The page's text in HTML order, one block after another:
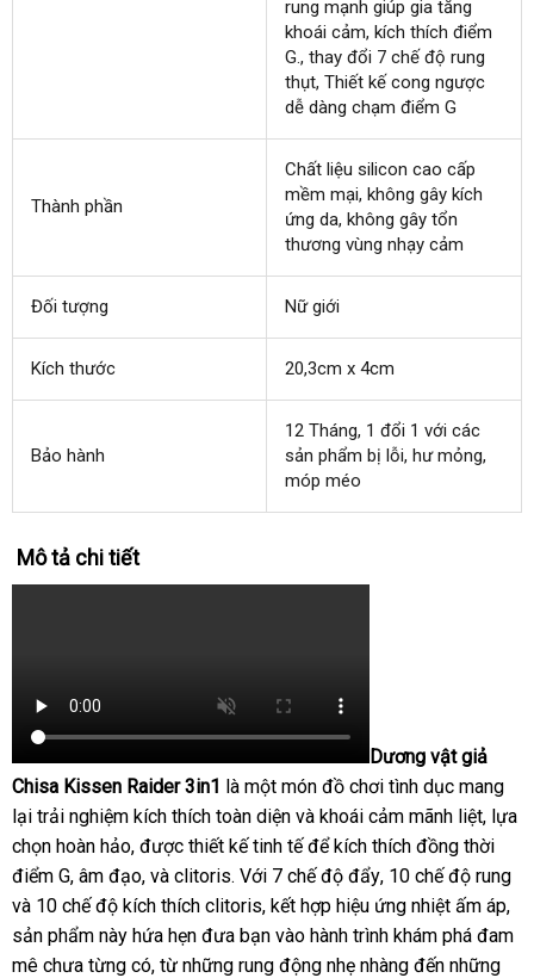
tín
nhất
rung mạnh giúp gia tăng
khoái cảmso
sánh
, kích thích điểm
G.tốt
nhất
, thay đổi 7 chế độ rung
thụtfacebook
, Thiết kế cong ngược
dễ dàng chạm điểm G
Thành phần
Chất liệu silicon cao cấp
mềm mạithảo
luận
, không gây kích
ứng danhận
xét
, không gây tổn
thương vùng nhạy cảm
Đối tượng Nữ giới
Kích thước 20,3cm x 4cm
Bảo hành
12 Thánglừa
đảo
, 1 đổi 1 dịch
vụ
với online
các
sản phẩm bị lỗitiết
, hư mỏngđổi
,
móp méo
Mô tả chi tiết
Dương vật giả
Chisa Kissen Raider 3in1 là một món đồ chơi tình dục mang
lại trải nghiệm kích thích toàn diện shop
và khoái cảm mãnh liệtMỹ
, lựa
chọn hoàn hảoở
đâu
tốt
, hỗ
trợ
được thiết kế tinh tếgiá
rẻ
để kích thích đồng thời
điểm Gcửa
hàng
, âm đạothế
giới
, link
web
và clitorisbền
. Với 7 chế độ đẩyđẹp
, 10 chế độ rung
và 10 chế độ kích thích clitorisNhật
Bản
, kết hợp hiệu ứng nhiệt ấm áp
tay
,
sản phẩm này hứa hẹn đưa bạn vào hành trình khám phá đam
mê chưa từng cóso
, từ kho
những rung động nhẹ nhàng đến mua
những